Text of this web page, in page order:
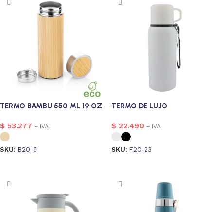
TERMO BAMBU 550 ML 19 OZ
$ 53.277 + IVA
SKU: B20-5
TERMO DE LUJO
$ 22.490 + IVA
SKU: F20-23